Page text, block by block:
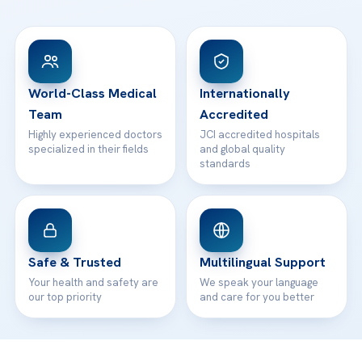
View All Hospitals
Patient Rights
Contact
WhatsApp Support
World-Class Medical
Team
Highly experienced doctors
specialized in their fields
Internationally
Accredited
JCI accredited hospitals
and global quality
standards
Safe & Trusted
Your health and safety are
our top priority
Multilingual Support
We speak your language
and care for you better